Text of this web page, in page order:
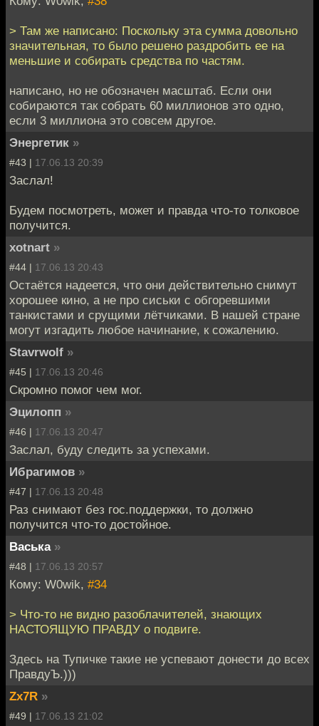
> Там же написано: Поскольку эта сумма довольно
значительная, то было решено раздробить ее на
меньшие и собирать средства по частям.
написано, но не обозначен масштаб. Если они
собираются так собрать 60 миллионов это одно,
если 3 миллиона это совсем другое.
Энергетик »
#43 | 17.06.13 20:39
Заслал!
Будем посмотреть, может и правда что-то толковое
получится.
xotnart »
#44 | 17.06.13 20:43
Остаётся надеется, что они действительно снимут
хорошее кино, а не про сиськи с обгоревшими
танкистами и срущими лётчиками. В нашей стране
могут изгадить любое начинание, к сожалению.
Stavrwolf »
#45 | 17.06.13 20:46
Скромно помог чем мог.
Эцилопп »
#46 | 17.06.13 20:47
Заслал, буду следить за успехами.
Ибрагимов »
#47 | 17.06.13 20:48
Раз снимают без гос.поддержки, то должно
получится что-то достойное.
Васька »
#48 | 17.06.13 20:57
Кому: W0wik, #34
> Что-то не видно разоблачителей, знающих
НАСТОЯЩУЮ ПРАВДУ о подвиге.
Здесь на Тупичке такие не успевают донести до всех
ПравдуЪ.)))
Zx7R »
#49 | 17.06.13 21:02